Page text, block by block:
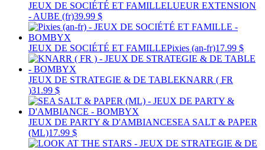
JEUX DE SOCIÉTÉ ET FAMILLELUEUR EXTENSION
- AUBE (fr)39.99 $
JEUX DE SOCIÉTÉ ET FAMILLEPixies (an-fr)17.99 $
JEUX DE STRATEGIE & DE TABLEKNARR ( FR
)31.99 $
JEUX DE PARTY & D'AMBIANCESEA SALT & PAPER
(ML)17.99 $